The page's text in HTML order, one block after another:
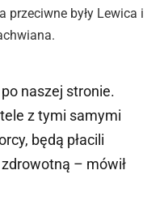
przeciwne były Lewica i
naszej stronie.
z tymi samymi
będą płacili
– mówił